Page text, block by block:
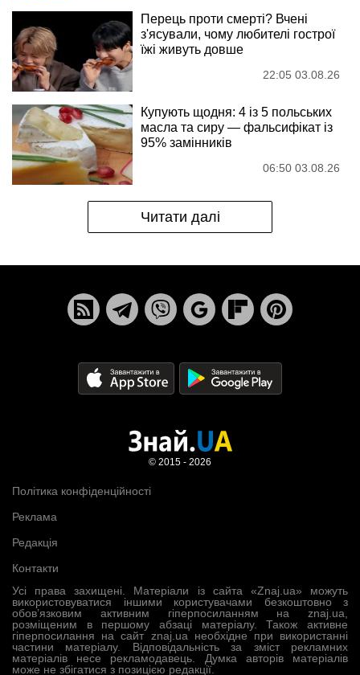
Перець проти смерті? Вчені
з'ясували, чому любителі гострої
їжі живуть довше
22:05 03.08.26
Купують щодня: 4 із 5 польських
масла та сиру — фальсифікат із
95% замінників
06:50 03.08.26
Читати далі
Усі права захищені. Матеріали із сайта «Znaj.ua» можуть
використовуватися іншими користувачами безкоштовно з
обов’язковим активним гіперпосиланням на znaj.ua,
розміщеним в першому абзаці матеріалу. Також активне
гіперпосилання на сайт znaj.ua необхідне при використанні
частини матеріалу. Відповідальність за зміст рекламних
матеріалів несе рекламодавець. Думка авторів матеріалів
може не збігатися з позицією редакції.
Політика конфіденційності
Реклама
Редакція
Контакти
© 2015 - 2026